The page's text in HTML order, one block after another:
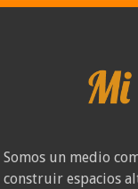
Somos un medio
construir espacios